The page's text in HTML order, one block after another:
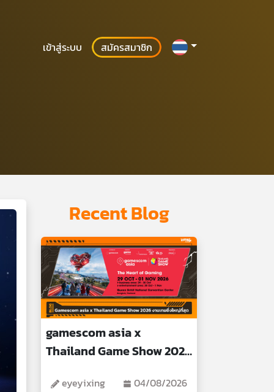
เข้าสู่ระบบ สมัครสมาชิก
Recent Blog
gamescom asia x
Thailand Game Show 2026
eyeyixing 04/08/2026